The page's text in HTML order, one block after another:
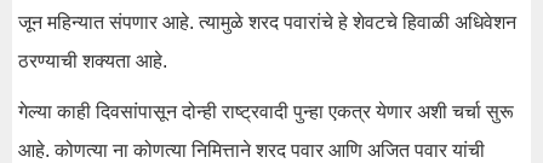
जून महिन्यात संपणार आहे. त्यामुळे शरद पवारांचे हे शेवटचे हिवाळी अधिवेशन
ठरण्याची शक्यता आहे.
गेल्या काही दिवसांपासून दोन्ही राष्ट्रवादी पुन्हा एकत्र येणार अशी चर्चा सुरू
आहे. कोणत्या ना कोणत्या निमित्ताने शरद पवार आणि अजित पवार यांची